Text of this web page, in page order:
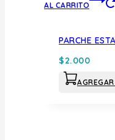
AL CARRITO
PARCHE
$2.000